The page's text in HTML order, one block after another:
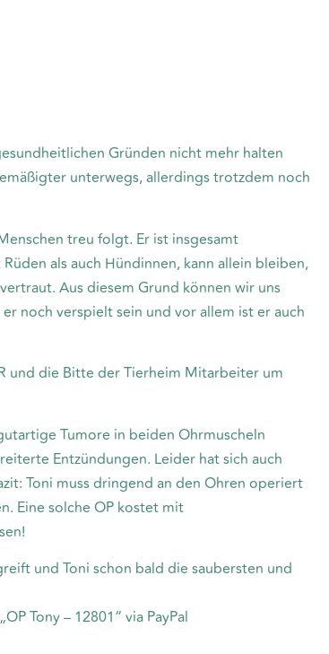
Gründen nicht mehr halten
unterwegs, allerdings trotzdem noch
treu folgt. Er ist insgesamt
als auch Hündinnen, kann allein bleiben,
Aus diesem Grund können wir uns
noch verspielt sein und vor allem ist er auch
und die Bitte der Tierheim Mitarbeiter um
Tumore in beiden Ohrmuscheln
Entzündungen. Leider hat sich auch
Toni muss dringend an den Ohren operiert
Eine solche OP kostet mit
und Toni schon bald die saubersten und
Tony – 12801“ via PayPal